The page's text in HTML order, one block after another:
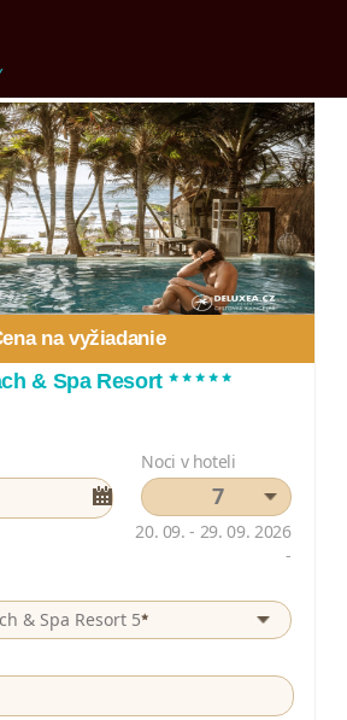
na vyžiadanie
& Spa Resort *****
Noci v hoteli
7
20. 09. - 29. 09. 2026
-
& Spa Resort 5*